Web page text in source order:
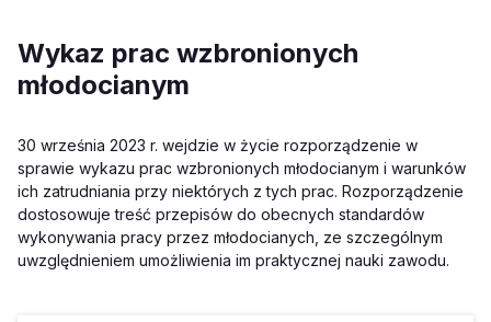
Wykaz prac wzbronionych
młodocianym
30 września 2023 r. wejdzie w życie rozporządzenie w
sprawie wykazu prac wzbronionych młodocianym i warunków
ich zatrudniania przy niektórych z tych prac. Rozporządzenie
dostosowuje treść przepisów do obecnych standardów
wykonywania pracy przez młodocianych, ze szczególnym
uwzględnieniem umożliwienia im praktycznej nauki zawodu.